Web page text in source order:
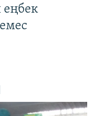
еңбек